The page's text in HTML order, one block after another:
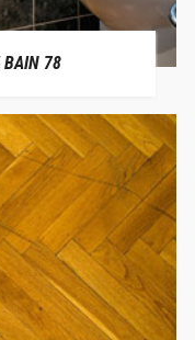
BAIN 78